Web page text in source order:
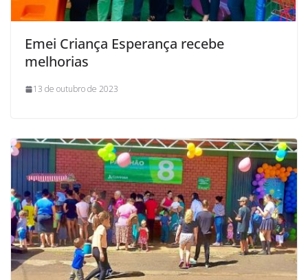
Emei Criança Esperança recebe
melhorias
13 de outubro de 2023